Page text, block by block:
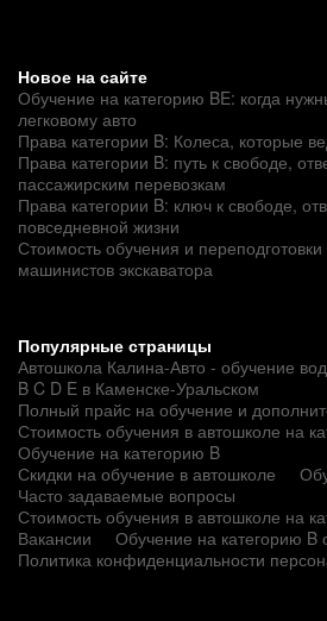
Новое на сайте
Обучение на категорию BE: когда
легковому авто
Права категории B: Колеса, которые
Права категории B: путь к свободе,
пассажирским перевозкам
Права категории B: ключ к свободе,
повседневной жизни
Стоимость обучения и
машинистов экскаватора
Популярные страницы
Автошкола Калина-Авто - обучение
B C D E в Каменске-Уральском
Полный прайс на обучение и
Стоимость обучения в автошколе на
Обучение на категорию B
Скидки на обучение в автошколе
Часто задаваемые вопросы
Стоимость обучения в автошколе на
Вакансии
Обучение на категорию B
Политика конфиденциальности